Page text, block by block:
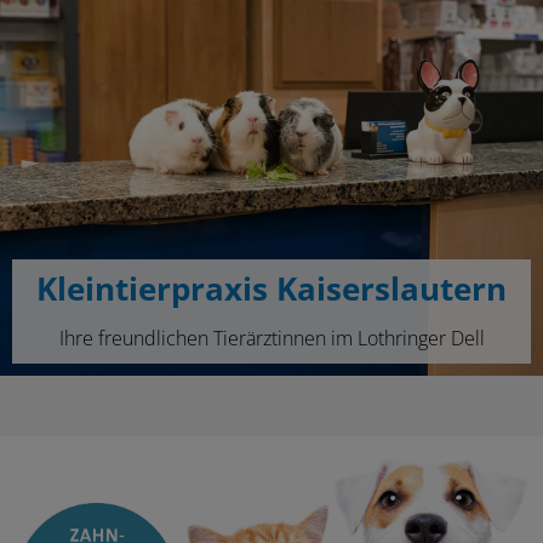
Kleintierpraxis Kaiserslautern
Ihre freundlichen Tierärztinnen im Lothringer Dell